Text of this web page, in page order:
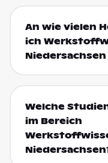
An wie vielen
ich
Welche
im Bereich